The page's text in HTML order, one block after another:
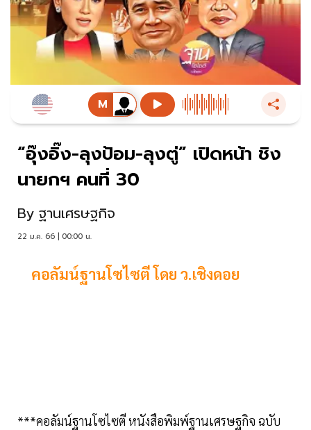
“อุ๊งอิ๊ง-ลุงป้อม-ลุงตู่” เปิดหน้า ชิง
นายกฯ คนที่ 30
By ฐานเศรษฐกิจ
22 ม.ค. 66 | 00:00 น.
คอลัมน์ฐานโซไซตี โดย ว.เชิงดอย
***คอลัมน์ฐานโซไซตี หนังสือพิมพ์ฐานเศรษฐกิจ ฉบับ